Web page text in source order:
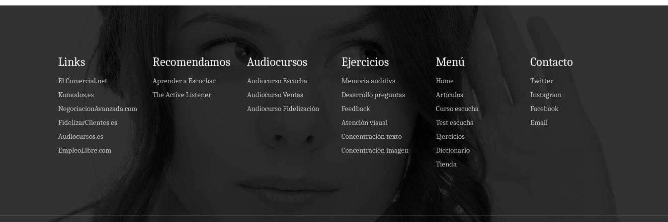
Links
El Comercial.net
Komodos.es
NegociacionAvanzada.com
FidelizarClientes.es
Audiocursos.es
EmpleoLibre.com
Recomendamos
Aprender a Escuchar
The Active Listener
Audiocursos
Audiocurso Escucha
Audiocurso Ventas
Audiocurso Fidelización
Ejercicios
Memoria auditiva
Desarrollo preguntas
Feedback
Atención visual
Concentración texto
Concentración imagen
Menú
Home
Artículos
Curso escucha
Test escucha
Ejercicios
Diccionario
Tienda
Contacto
Twitter
Instagram
Facebook
Email